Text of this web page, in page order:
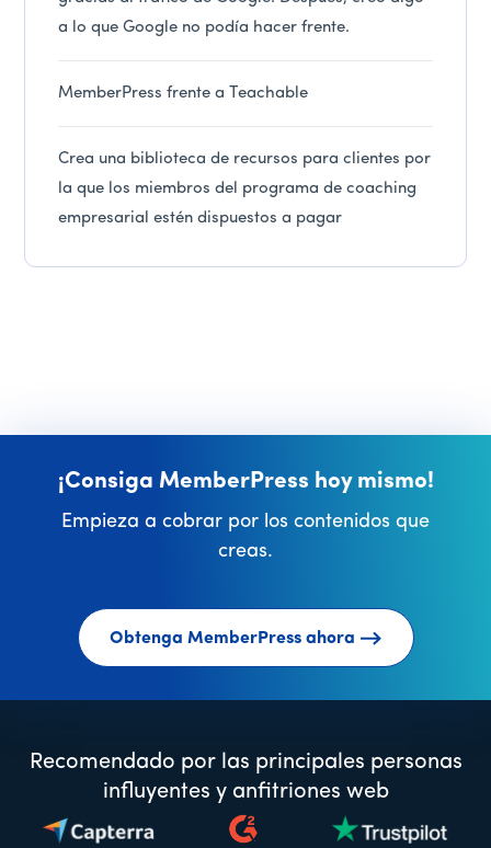
a lo que Google no podía hacer frente.
MemberPress frente a Teachable
Crea una biblioteca de recursos para clientes por
la que los miembros del programa de coaching
empresarial estén dispuestos a pagar
¡Consiga MemberPress hoy mismo!
Empieza a cobrar por los contenidos que
creas.
Obtenga MemberPress ahora
Recomendado por las principales personas
influyentes y anfitriones web